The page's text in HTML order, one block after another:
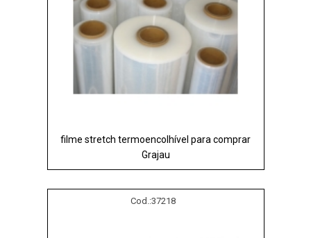
filme stretch termoencolhível para comprar
Grajau
Cod.:37218